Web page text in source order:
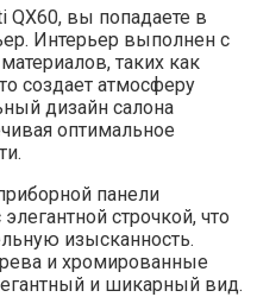
вы попадаете в
Интерьер выполнен с
таких как
создает атмосферу
дизайн салона
оптимальное
панели
строчкой, что
изысканность.
и хромированные
и шикарный вид.